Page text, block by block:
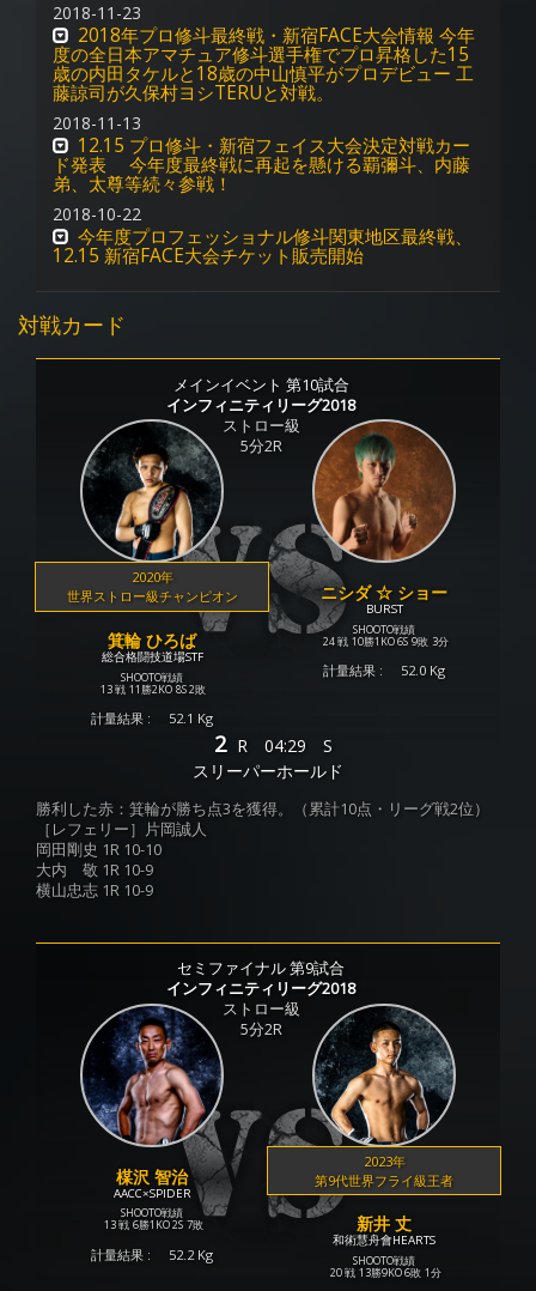
2018-11-23
2018年プロ修斗最終戦・新宿FACE大会情報 今年
度の全日本アマチュア修斗選手権でプロ昇格した15
歳の内田タケルと18歳の中山慎平がプロデビュー 工
藤諒司が久保村ヨシTERUと対戦。
2018-11-13
12.15 プロ修斗・新宿フェイス大会決定対戦カー
ド発表 今年度最終戦に再起を懸ける覇彌斗、内藤
弟、太尊等続々参戦！
2018-10-22
今年度プロフェッショナル修斗関東地区最終戦、
12.15 新宿FACE大会チケット販売開始
対戦カード
メインイベント 第10試合
インフィニティリーグ2018
ストロー級
5分2R
2020年
世界ストロー級チャンピオン
箕輪 ひろば
総合格闘技道場STF
SHOOTO戦績
13 戦 11勝2KO 8S 2敗
計量結果 : 52.1 Kg
ニシダ ☆ ショー
BURST
SHOOTO戦績
24 戦 10勝1KO 6S 9敗 3分
計量結果 : 52.0 Kg
2 R 04:29
S
スリーパーホールド
勝利した赤：箕輪が勝ち点3を獲得。（累計10点・リーグ戦2位）
［レフェリー］片岡誠人
岡田剛史 1R 10-10
大内 敬 1R 10-9
横山忠志 1R 10-9
セミファイナル 第9試合
インフィニティリーグ2018
ストロー級
5分2R
楳沢 智治
AACC×SPIDER
SHOOTO戦績
13 戦 6勝1KO 2S 7敗
計量結果 : 52.2 Kg
2023年
第9代世界フライ級王者
新井 丈
和術慧舟會HEARTS
SHOOTO戦績
20 戦 13勝9KO 6敗 1分